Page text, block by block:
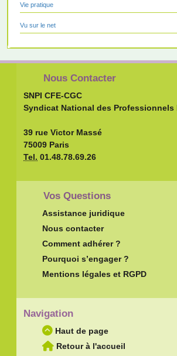
Vie pratique
Vu sur le net
Nous Contacter
SNPI CFE-CGC
Syndicat National des Professionnels
39 rue Victor Massé
75009 Paris
Tel. 01.48.78.69.26
Vos Questions
Assistance juridique
Nous contacter
Comment adhérer ?
Pourquoi s’engager ?
Mentions légales et RGPD
Navigation
Haut de page
Retour à l'accueil